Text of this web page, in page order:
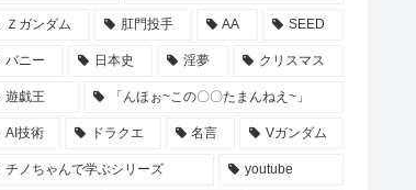
Ｚガンダム 肛門投手 AA SEED
バニー 日本史 淫夢 クリスマス
遊戯王 「んほぉ~この〇〇たまんねえ~」
AI技術 ドラクエ 名言 Vガンダム
チノちゃんで学ぶシリーズ youtube